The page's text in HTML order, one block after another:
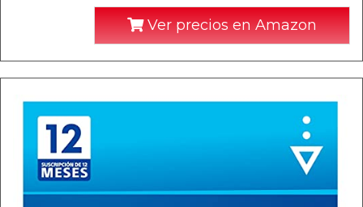
Ver precios en Amazon